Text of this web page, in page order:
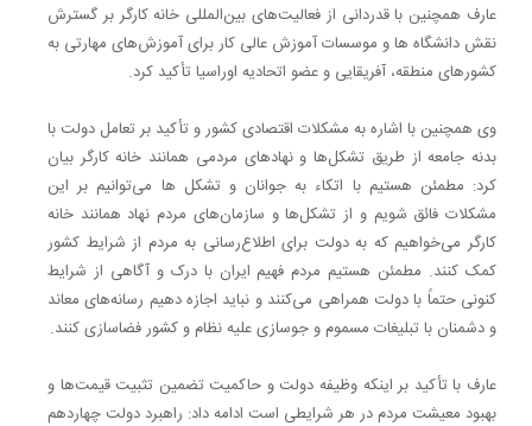
عارف همچنین با قدردانی از فعالیت‌های بین‌المللی خانه کارگر بر گسترش
نقش دانشگاه ها و موسسات آموزش عالی کار برای آموزش‌های مهارتی به
کشورهای منطقه، آفریقایی و عضو اتحادیه اوراسیا تأکید کرد.
وی همچنین با اشاره به مشکلات اقتصادی کشور و تأکید بر تعامل دولت با
بدنه جامعه از طریق تشکل‌ها و نهادهای مردمی همانند خانه کارگر بیان
کرد: مطمئن هستیم با اتکاء به جوانان و تشکل ها می‌توانیم بر این
مشکلات فائق شویم و از تشکل‌ها و سازمان‌های مردم نهاد همانند خانه
کارگر می‌خواهیم که به دولت برای اطلاع‌رسانی به مردم از شرایط کشور
کمک کنند. مطمئن هستیم مردم فهیم ایران با درک و آگاهی از شرایط
کنونی حتماً با دولت همراهی می‌کنند و نباید اجازه دهیم رسانه‌های معاند
و دشمنان با تبلیغات مسموم و جوسازی علیه نظام و کشور فضاسازی کنند.
عارف با تأکید بر اینکه وظیفه دولت و حاکمیت تضمین تثبیت قیمت‌ها و
بهبود معیشت مردم در هر شرایطی است ادامه داد: راهبرد دولت چهاردهم